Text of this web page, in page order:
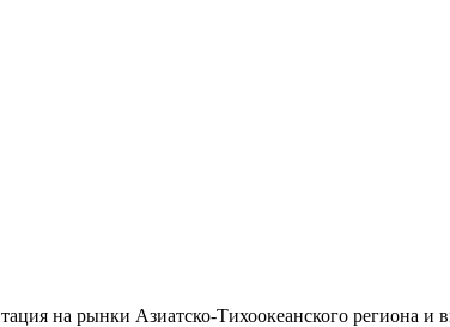
на рынки Азиатско-Тихоокеанского региона и